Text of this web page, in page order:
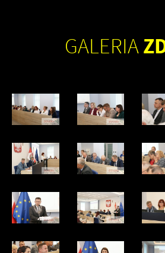
GALERIA